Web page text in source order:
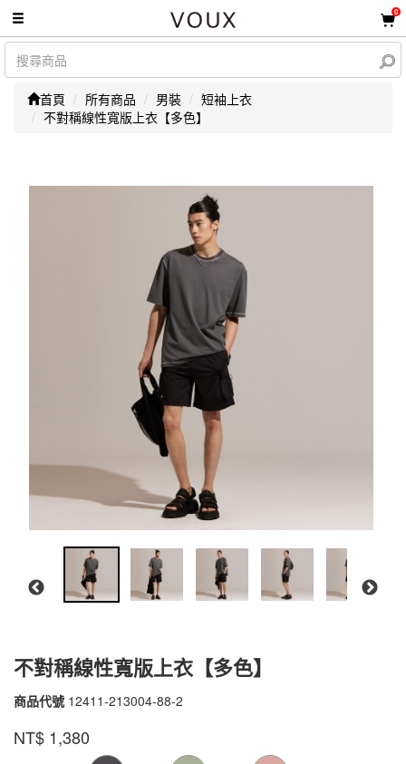
0
首頁 所有商品 男裝
短袖上衣
不對稱線性寬版上衣【多色】
不對稱線性寬版上衣【多色】
商品代號 12411-213004-88-2
12411-
88-
品牌 VOUX
NT$ 1,380